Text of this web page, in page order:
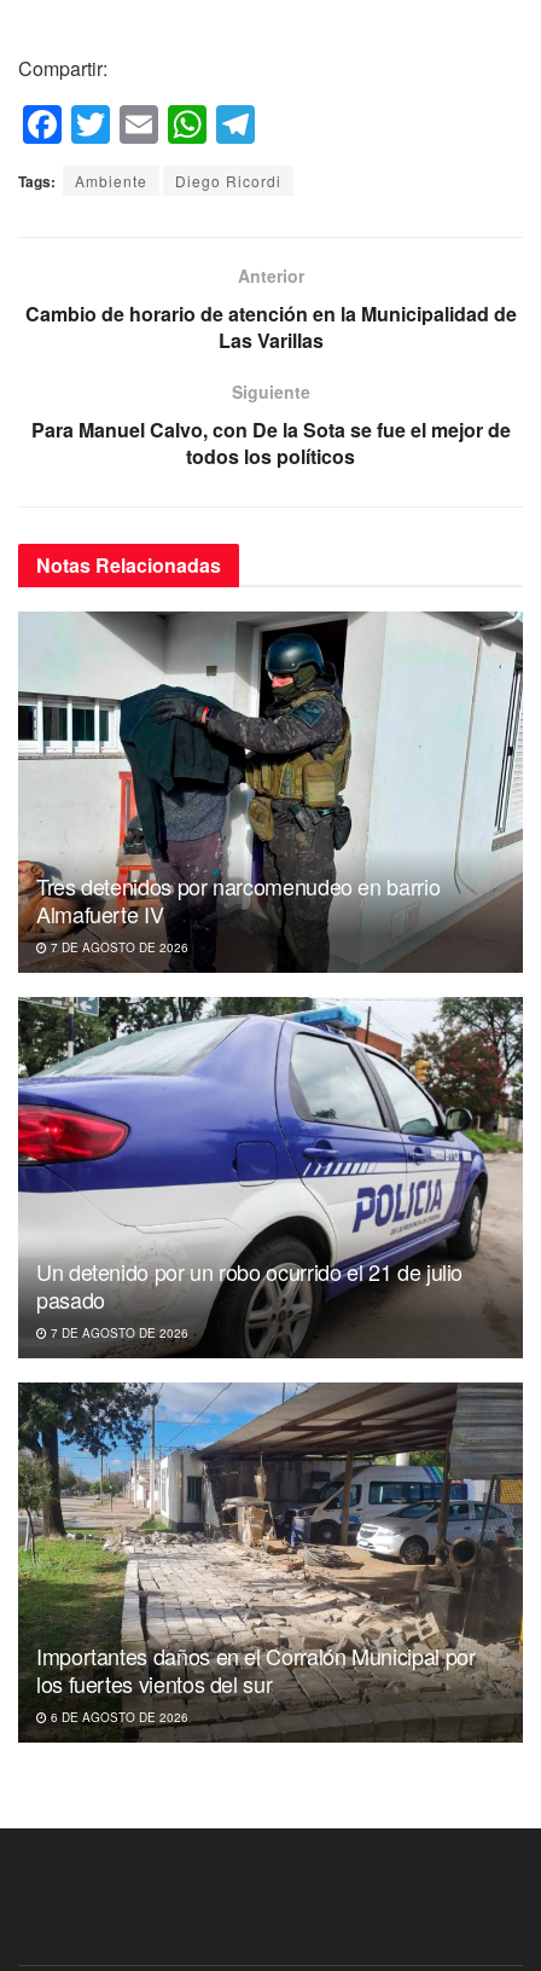
Compartir:
F
a
c
o
T
wi
tt
E
m
ail
W
h
at
p
p
el
e
a
m
Tags: Ambiente Diego Ricordi
Anterior
Cambio de horario de atención en la Municipalidad de
Las Varillas
Siguiente
Para Manuel Calvo, con De la Sota se fue el mejor de
todos los políticos
Notas Relacionadas
Tres detenidos por narcomenudeo en barrio
Almafuerte IV
7 DE AGOSTO DE 2026
Un detenido por un robo ocurrido el 21 de julio
pasado
7 DE AGOSTO DE 2026
Importantes daños en el Corralón Municipal por
los fuertes vientos del sur
6 DE AGOSTO DE 2026